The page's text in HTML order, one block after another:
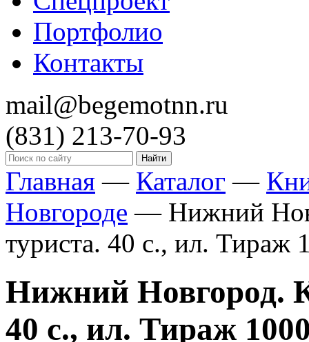
Портфолио
Контакты
mail@begemotnn.ru
(831) 213-70-93
Главная — Каталог —
Новгороде — Нижний
туриста. 40 с., ил. Тираж
Нижний Новгород.
40 с., ил. Тираж